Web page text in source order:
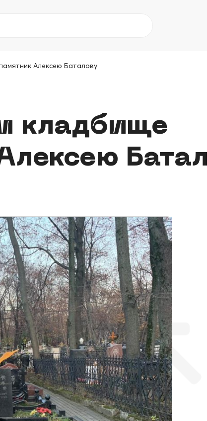
Алексею Баталову
кладбище